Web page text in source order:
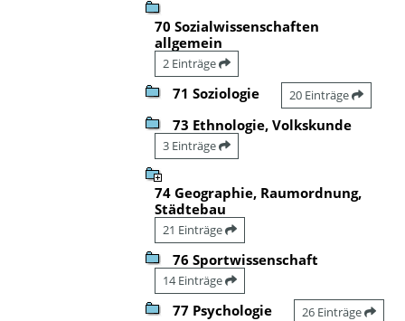
70 Sozialwissenschaften
allgemein
2 Einträge
71 Soziologie 20 Einträge
73 Ethnologie, Volkskunde
3 Einträge
74 Geographie, Raumordnung,
Städtebau
21 Einträge
76 Sportwissenschaft
14 Einträge
77 Psychologie 26 Einträge